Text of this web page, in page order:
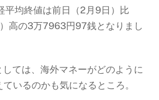
平均終値は前日（2月9日）比
高の3万7963円97銭となりまし
ては、海外マネーがどのように
いるのかも気になるところ。